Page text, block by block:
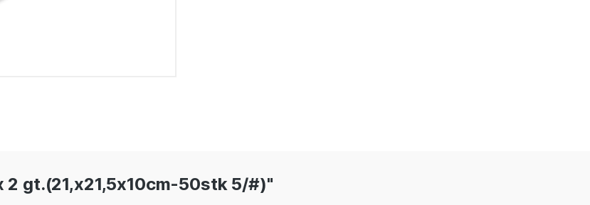
2 gt.(21,x21,5x10cm-50stk 5/#)"